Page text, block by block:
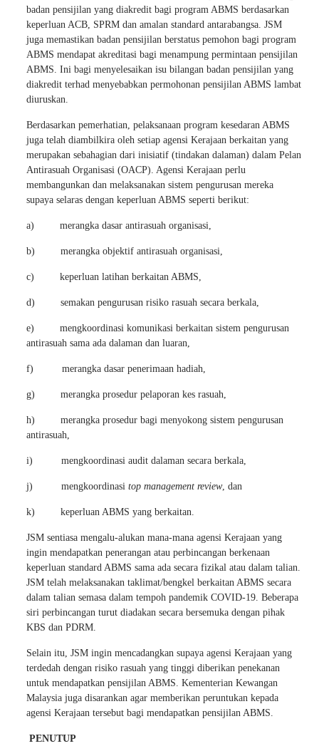
badan pensijilan yang diakredit bagi program ABMS berdasarkan
keperluan ACB, SPRM dan amalan standard antarabangsa. JSM
juga memastikan badan pensijilan berstatus pemohon bagi program
ABMS mendapat akreditasi bagi menampung permintaan pensijilan
ABMS. Ini bagi menyelesaikan isu bilangan badan pensijilan yang
diakredit terhad menyebabkan permohonan pensijilan ABMS lambat
diuruskan.
Berdasarkan pemerhatian, pelaksanaan program kesedaran ABMS
juga telah diambilkira oleh setiap agensi Kerajaan berkaitan yang
merupakan sebahagian dari inisiatif (tindakan dalaman) dalam Pelan
Antirasuah Organisasi (OACP). Agensi Kerajaan perlu
membangunkan dan melaksanakan sistem pengurusan mereka
supaya selaras dengan keperluan ABMS seperti berikut:
a) merangka dasar antirasuah organisasi,
b) merangka objektif antirasuah organisasi,
c) keperluan latihan berkaitan ABMS,
d) semakan pengurusan risiko rasuah secara berkala,
e) mengkoordinasi komunikasi berkaitan sistem pengurusan
antirasuah sama ada dalaman dan luaran,
f) merangka dasar penerimaan hadiah,
g) merangka prosedur pelaporan kes rasuah,
h) merangka prosedur bagi menyokong sistem pengurusan
antirasuah,
i) mengkoordinasi audit dalaman secara berkala,
j) mengkoordinasi top management review, dan
k) keperluan ABMS yang berkaitan.
JSM sentiasa mengalu-alukan mana-mana agensi Kerajaan yang
ingin mendapatkan penerangan atau perbincangan berkenaan
keperluan standard ABMS sama ada secara fizikal atau dalam talian.
JSM telah melaksanakan taklimat/bengkel berkaitan ABMS secara
dalam talian semasa dalam tempoh pandemik COVID-19. Beberapa
siri perbincangan turut diadakan secara bersemuka dengan pihak
KBS dan PDRM.
Selain itu, JSM ingin mencadangkan supaya agensi Kerajaan yang
terdedah dengan risiko rasuah yang tinggi diberikan penekanan
untuk mendapatkan pensijilan ABMS. Kementerian Kewangan
Malaysia juga disarankan agar memberikan peruntukan kepada
agensi Kerajaan tersebut bagi mendapatkan pensijilan ABMS.
PENUTUP